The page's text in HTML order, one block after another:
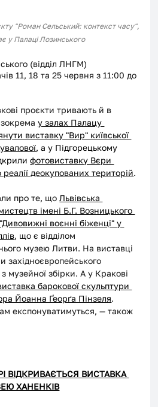
"Роман Сельський: контекст часу",
у Палаці Лозинського
(відділ ЛНГМ)
11, 18 та 25 червня з 11:00 до
проєкти тривають й в
зокрема у залах Палацу
виставку "Вир" київської
, а у Підгорецькому
фотовиставку Вєри
деокупованих територій.
про те, що Львівська
імені Б.Г. Возницького
воєнні біженці" у
, що є відділом
музею Литви. На виставці
західноєвропейського
музейної збірки. А у Кракові
барокової скульптури
Йоанна Ґеорґа Пінзеля.
експонуватимуться, — також
ВІДКРИВАЄТЬСЯ ВИСТАВКА
ХАНЕНКІВ